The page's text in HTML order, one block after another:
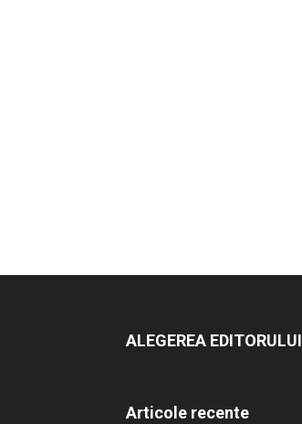
ALEGEREA EDITORULUI
Articole recente